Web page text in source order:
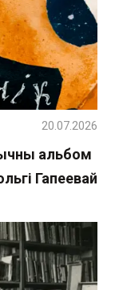
альбом
Гапеевай
20.07.2026